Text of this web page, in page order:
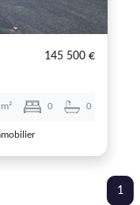
145 500 €
0 0
1